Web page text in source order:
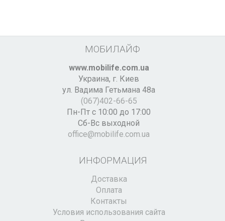
МОБИЛАЙФ
www.mobilife.com.ua
Украина, г. Киев
ул. Вадима Гетьмана 48а
(067)402-66-65
Пн-Пт с 10:00 до 17:00
Сб-Вс выходной
office@mobilife.com.ua
ИНФОРМАЦИЯ
Доставка
Оплата
Контакты
Условия использования сайта